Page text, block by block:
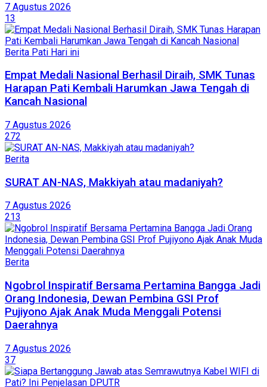
7 Agustus 2026
13
Berita Pati Hari ini
Empat Medali Nasional Berhasil Diraih, SMK Tunas
Harapan Pati Kembali Harumkan Jawa Tengah di
Kancah Nasional
7 Agustus 2026
272
Berita
SURAT AN-NAS, Makkiyah atau madaniyah?
7 Agustus 2026
213
Berita
Ngobrol Inspiratif Bersama Pertamina Bangga Jadi
Orang Indonesia, Dewan Pembina GSI Prof
Pujiyono Ajak Anak Muda Menggali Potensi
Daerahnya
7 Agustus 2026
37